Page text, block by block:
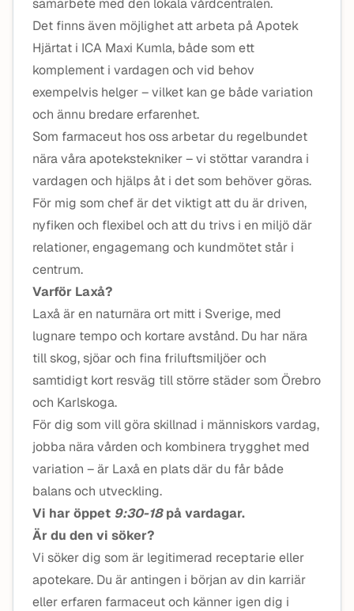
samarbete med den lokala vårdcentralen.
Det finns även möjlighet att arbeta på Apotek
Hjärtat i ICA Maxi Kumla, både som ett
komplement i vardagen och vid behov
exempelvis helger – vilket kan ge både variation
och ännu bredare erfarenhet.
Som farmaceut hos oss arbetar du regelbundet
nära våra apotekstekniker – vi stöttar varandra i
vardagen och hjälps åt i det som behöver göras.
För mig som chef är det viktigt att du är driven,
nyfiken och flexibel och att du trivs i en miljö där
relationer, engagemang och kundmötet står i
centrum.
Varför Laxå?
Laxå är en naturnära ort mitt i Sverige, med
lugnare tempo och kortare avstånd. Du har nära
till skog, sjöar och fina friluftsmiljöer och
samtidigt kort resväg till större städer som Örebro
och Karlskoga.
För dig som vill göra skillnad i människors vardag,
jobba nära vården och kombinera trygghet med
variation – är Laxå en plats där du får både
balans och utveckling.
Vi har öppet 9:30-18på vardagar.
Är du den vi söker?
Vi söker dig som är legitimerad receptarie eller
apotekare. Du är antingen i början av din karriär
eller erfaren farmaceut och känner igen dig i